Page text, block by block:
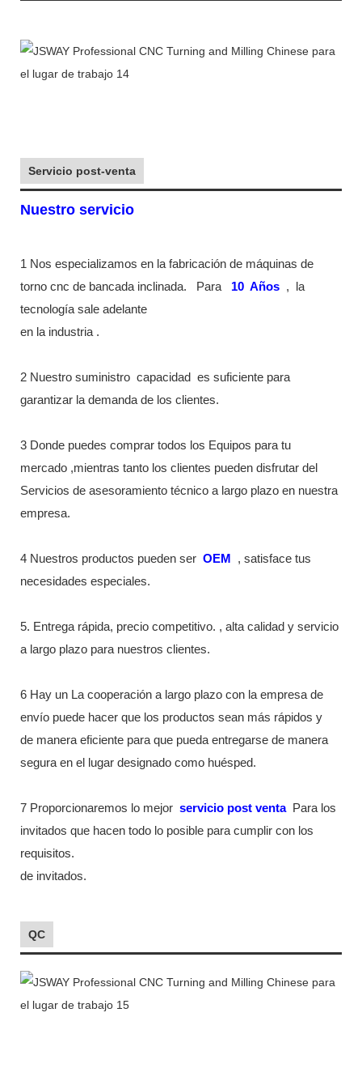
Servicio post-venta
Nuestro servicio
1 Nos especializamos en la fabricación de máquinas de
torno cnc de bancada inclinada.
Para 10 Años ,
la
tecnología sale adelante
en la industria .
2 Nuestro suministro capacidad
es suficiente para
garantizar la demanda de los clientes.
3 Donde puedes comprar todos los Equipos para tu
mercado ,mientras tanto los clientes pueden disfrutar del
Servicios de asesoramiento técnico a largo plazo en nuestra
empresa.
4 Nuestros productos pueden ser OEM
, satisface tus
necesidades especiales.
5. Entrega rápida, precio competitivo. , alta calidad y servicio
a largo plazo para nuestros clientes.
6 Hay un La cooperación a largo plazo con la empresa de
envío puede hacer que los productos sean más rápidos y
de manera eficiente para que pueda entregarse de manera
segura en el lugar designado como huésped.
7 Proporcionaremos lo mejor servicio post venta Para los
invitados que hacen todo lo posible para cumplir con los
requisitos.
de invitados.
QC